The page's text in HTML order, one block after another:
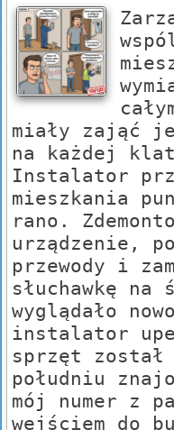
miały zająć
na każdej
Instalator
mieszkania
rano.
urządzenie,
przewody i
słuchawkę na
wyglądało
instalator
sprzęt został
południu
mój numer z
wejściem do